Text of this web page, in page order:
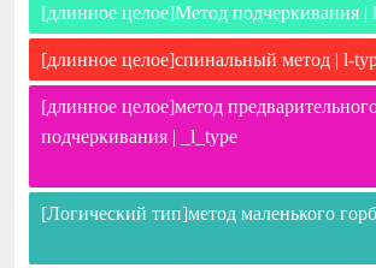
[длинное целое]Метод подчеркивания |
[длинное целое]спинальный метод | l-
[длинное целое]метод
подчеркивания | _l_type
[Логический тип]метод маленького